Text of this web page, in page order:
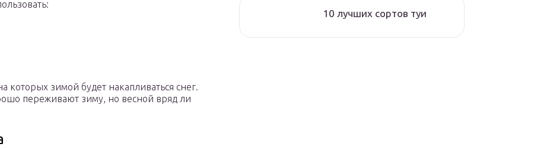
которых зимой будет накапливаться снег.
переживают зиму, но весной вряд ли
10 лучших сортов туи